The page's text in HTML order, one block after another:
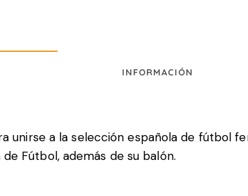
INFORMACIÓN
unirse a la selección española de fútbol
Fútbol, además de su balón.